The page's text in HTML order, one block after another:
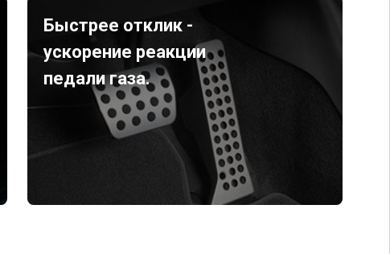
Быстрее отклик -
ускорение реакции
педали газа.